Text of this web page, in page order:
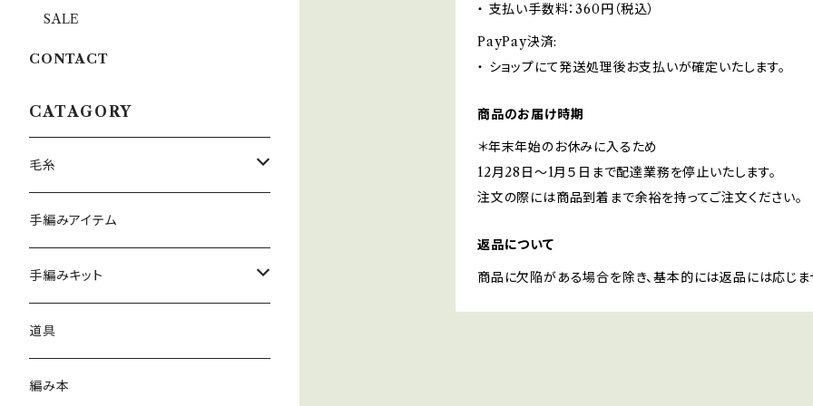
・ 支払い手数料：360円（税込）
PayPay決済:
・ ショップにて発送処理後お支払いが確定いたします。
商品のお届け時期
＊年末年始のお休みに入るため
12月28日〜1月５日まで配達業務を停止いたします。
注文の際には商品到着まで余裕を持ってご注文ください。
返品について
商品に欠陥がある場合を除き、基本的には返品には応じま
SALE
CONTACT
CATAGORY
毛糸
春夏
秋冬
手編みアイテム
手編みキット
春夏
秋冬
道具
編み本